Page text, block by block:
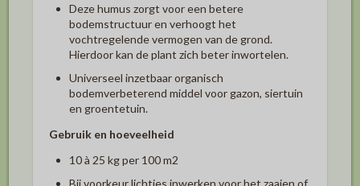
Deze humus zorgt voor een betere
bodemstructuur en verhoogt het
vochtregelende vermogen van de grond.
Hierdoor kan de plant zich beter inwortelen.
Universeel inzetbaar organisch
bodemverbeterend middel voor gazon, siertuin
en groentetuin.
Gebruik en hoeveelheid
10 à 25 kg per 100 m2
Bij voorkeur lichtjes inwerken voor het zaaien of